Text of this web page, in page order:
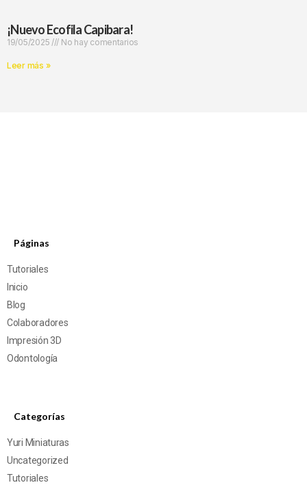
¡Nuevo Ecofila Capibara!
19/05/2025 No hay comentarios
Leer más »
Páginas
Tutoriales
Inicio
Blog
Colaboradores
Impresión 3D
Odontología
Categorías
Yuri Miniaturas
Uncategorized
Tutoriales